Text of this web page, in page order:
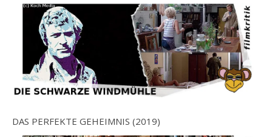
DAS PERFEKTE GEHEIMNIS (2019)